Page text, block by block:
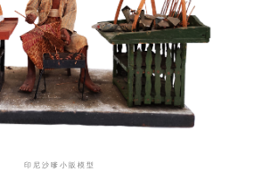
印尼沙嗲小販模型